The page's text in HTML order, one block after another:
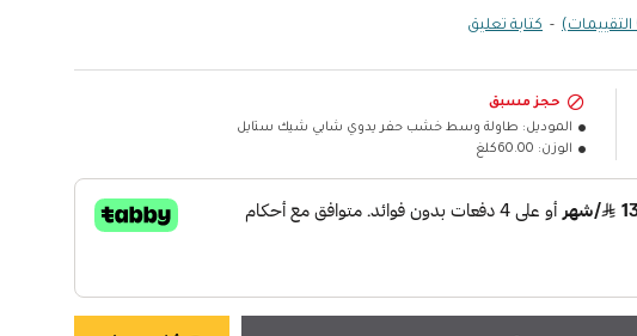
- كتابة تعليق
حجز مسبق
الموديل: طاولة وسط خشب حفر يدوي شابي شيك ستايل
الوزن: 60.00كلغ